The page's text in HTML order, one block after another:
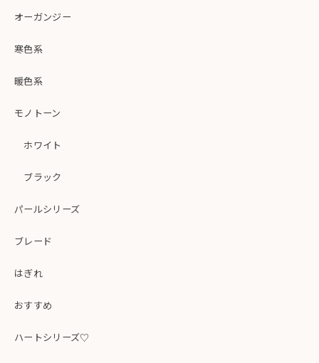
オーガンジー
寒色系
暖色系
モノトーン
ホワイト
ブラック
パールシリーズ
ブレード
はぎれ
おすすめ
ハートシリーズ♡